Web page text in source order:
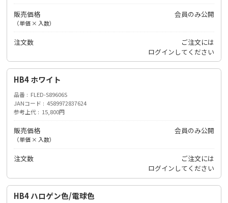
販売価格
（単価 × 入数）
会員のみ公開
注文数
ご注文には
ログイン してください
HB4 ホワイト
品番
FLED-S89606S
JANコード
4589972837624
参考上代
15,800円
販売価格
（単価 × 入数）
会員のみ公開
注文数
ご注文には
ログイン してください
HB4 ハロゲン色/電球色